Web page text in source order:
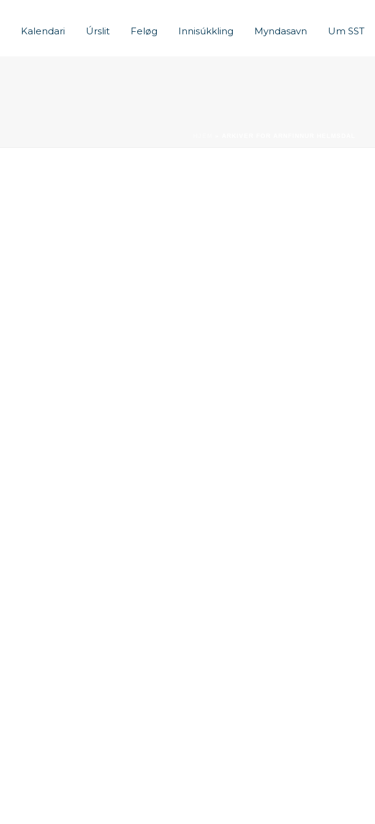
Kalendari Úrslit Feløg Innisúkkling Myndasavn Um SST